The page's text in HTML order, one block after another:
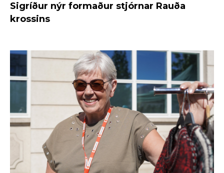
Sigríður nýr formaður stjórnar Rauða
krossins